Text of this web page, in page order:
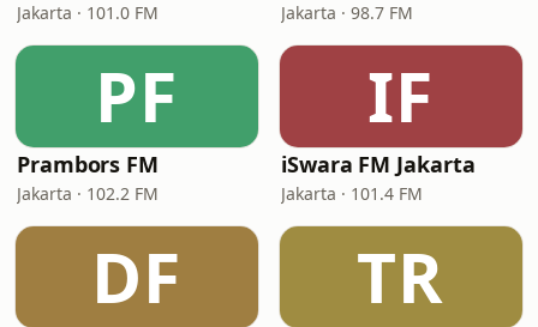
Jakarta · 101.0 FM Jakarta · 98.7 FM
PF
Prambors FM
Jakarta · 102.2 FM
IF
iSwara FM Jakarta
Jakarta · 101.4 FM
DF TR